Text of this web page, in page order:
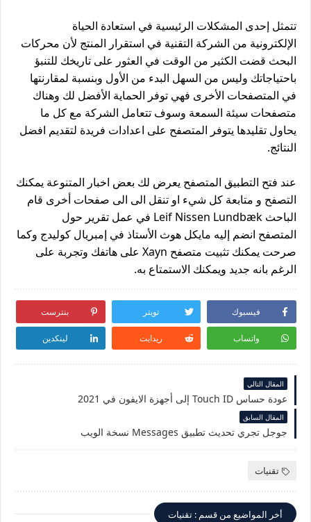
تتمثل إحدى المشكلات الرئيسية في استعادة الحياة
الإلكترونية من الشركة التقنية في استقرار المنتج لأن محركات
البحث قضت الكثير من الوقت في العثور على تاريخك للتنبؤ
باحتياجاتك وليس من السهل البدء من الأول وبنسبة لمقارنتها
في المتصفحات الأخرى فهي توفر الحماية الأفضل لك وهناك
متصفحات سيئة السمعة وسوف تتعامل الشركة مع كل ما
يحاول تقليدها يتوفر المتصفح على اعدادات فريدة لتقديم افضل
النتائج.
عند فتح التطبيق المتصفح يعرض لك بعض اخبار المتنوعة يمكنك
التصفح و متابعة كل شيء او تنقل الى الى صفحات أخرى قام
الباحث Leif Nissen Lundbæk في عمل تقرير حول
المتصفح انضم إليه مايكل هوث الأستاذ في إمبريال كوليدج وكما
صرحت يمكنك تثبيت متصفح Xayn على هاتفك وتجربة على
الرغم بانه جديد ويمكنك الاستمتاع به.
فيسبوك تويتر بنترست
واتساب ريدايت لينكدين
المقال التالي
عودة حساس Touch ID إلى أجهزة الايفون في 2021
المقال السابق
جوجل تجري تحديث تطبيق Messages نسخة الويب
تقنيات
أخر المواضيع من قسم : تقنيات